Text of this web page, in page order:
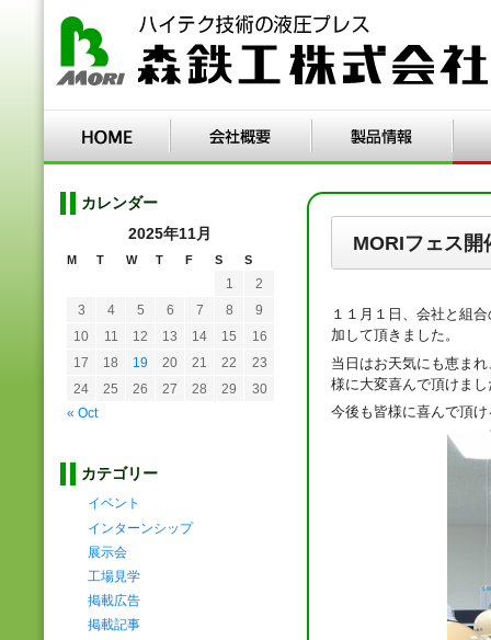
MORIフェス開
１１月１日、会社と組
加して頂きました。
当日はお天気にも恵ま
様に大変喜んで頂けまし
今後も皆様に喜んで頂
カレンダー
2025年11月
M T W T F S S
« Oct
1
2
3
4 5 6 7 8
9
10
11 12 13 14 15
16
17
18 19 20 21 22
23
24
25 26 27 28 29 30
カテゴリー
イベント
インターンシップ
展示会
工場見学
掲載広告
掲載記事